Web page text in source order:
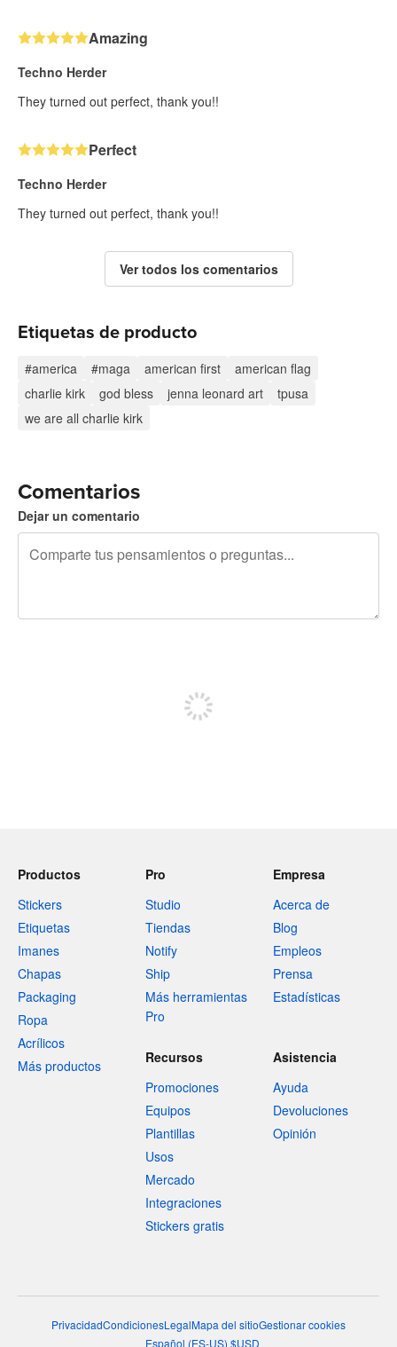
Amazing
Techno Herder
They turned out perfect, thank you!!
Perfect
Techno Herder
They turned out perfect, thank you!!
Ver todos los comentarios
Etiquetas de producto
#america #maga american first
american flag
charlie kirk
god bless jenna leonard art
tpusa
we are all charlie kirk
Comentarios
Dejar un comentario
Productos
Stickers
Etiquetas
Imanes
Chapas
Packaging
Ropa
Acrílicos
Más productos
Pro
Studio
Tiendas
Notify
Ship
Más herramientas
Pro
Empresa
Acerca de
Blog
Empleos
Prensa
Estadísticas
Recursos
Promociones
Equipos
Plantillas
Usos
Mercado
Integraciones
Stickers gratis
Asistencia
Ayuda
Devoluciones
Opinión
PrivacidadCondicionesLegalMapa del sitioGestionar cookies
Español (ES-US) $USD